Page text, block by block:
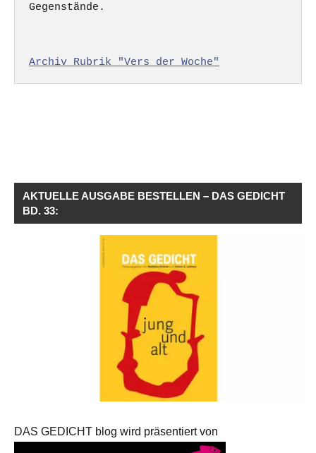
Gegenstände.
Archiv Rubrik "Vers der Woche"
AKTUELLE AUSGABE BESTELLEN – DAS GEDICHT
BD. 33:
DAS GEDICHT blog wird präsentiert von